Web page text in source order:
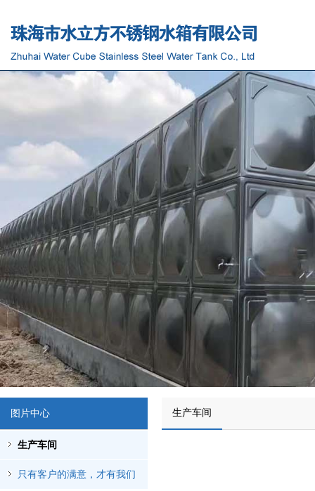
图片中心
生产车间
只有客户的满意，才有我们
生产车间